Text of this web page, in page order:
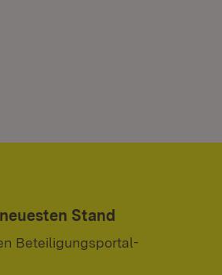
Stand
Beteiligungsportal-